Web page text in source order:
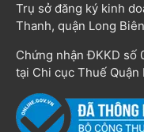
Trụ sở đăng ký kinh
Thanh, quận Long
Chứng nhận ĐKKD số
tại Chi cục Thuế Quận